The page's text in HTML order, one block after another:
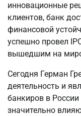
инновационные
клиентов, банк
финансовой
успешно провел
вышедшим на
Сегодня Герман
деятельность и
банкиров в
значительно